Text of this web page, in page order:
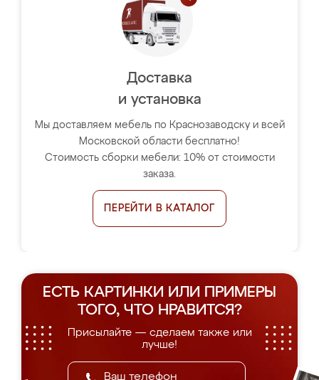
Доставка
и установка
Мы доставляем мебель по Краснозаводску и всей
Московской области бесплатно!
Стоимость сборки мебели: 10% от стоимости
заказа.
ПЕРЕЙТИ В КАТАЛОГ
ЕСТЬ КАРТИНКИ ИЛИ ПРИМЕРЫ
ТОГО, ЧТО НРАВИТСЯ?
Присылайте — сделаем также или
лучше!